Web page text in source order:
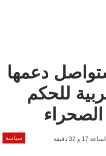
دعمها
للحكم
الصحراء
سياسة